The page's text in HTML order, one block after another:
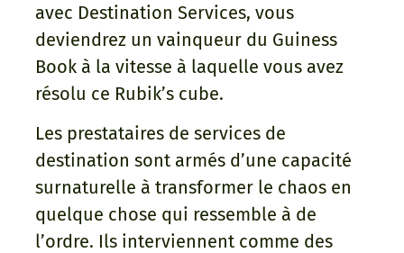
avec Destination Services, vous
deviendrez un vainqueur du Guiness
Book à la vitesse à laquelle vous avez
résolu ce Rubik’s cube.
Les prestataires de services de
destination sont armés d’une capacité
surnaturelle à transformer le chaos en
quelque chose qui ressemble à de
l’ordre. Ils interviennent comme des